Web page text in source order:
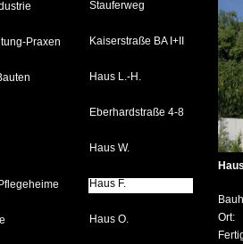
Ort:
Praxen
Haus F.
Haus O.
Haus W.
Eberhardstraße 4-8
Kaiserstraße BA I+II
Stauferweg
Haus L.-H.
Haus F.